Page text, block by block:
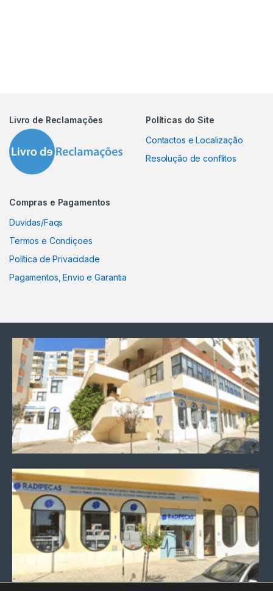
Livro de Reclamações
Políticas do Site
Contactos e Localização
Resolução de conflitos
Compras e Pagamentos
Duvidas/Faqs
Termos e Condiçoes
Política de Privacidade
Pagamentos, Envio e Garantia